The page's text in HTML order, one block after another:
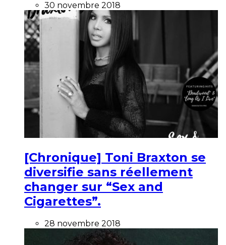
30 novembre 2018
[Chronique] Toni Braxton se
diversifie sans réellement
changer sur “Sex and
Cigarettes”.
28 novembre 2018